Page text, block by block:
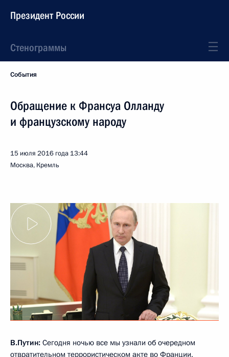
Президент России
Стенограммы
События
Обращение к Франсуа Олланду
и французскому народу
15 июля 2016 года 13:44
Москва, Кремль
В.Путин: Сегодня ночью все мы узнали об очередном
отвратительном террористическом акте во Франции.